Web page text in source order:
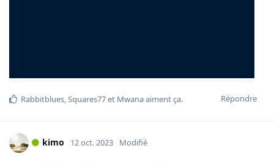
Répondre
Rabbitblues,Squares77et Mwanaaiment ça.
kimo 12 oct. 2023 Modifié